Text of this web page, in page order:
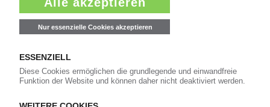
Mehr zu ...